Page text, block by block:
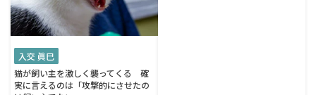
入交 眞巳
猫が飼い主を激しく襲ってくる 確
実に言えるのは「攻撃的にさせたの